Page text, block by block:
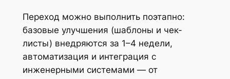
Переход можно выполнить поэтапно:
базовые улучшения (шаблоны и чек-
листы) внедряются за 1–4 недели,
автоматизация и интеграция с
инженерными системами — от